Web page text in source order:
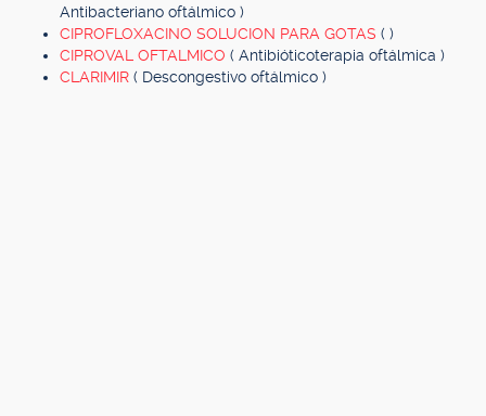
Antibacteriano oftálmico )
CIPROFLOXACINO SOLUCION PARA GOTAS ( )
CIPROVAL OFTALMICO ( Antibióticoterapia oftálmica )
CLARIMIR ( Descongestivo oftálmico )